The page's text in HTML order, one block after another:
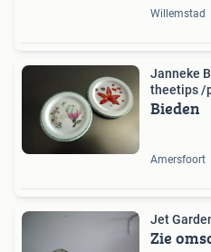
Willemstad
Janneke
theetips /
Bieden
Amersfoort
Jet
Zie